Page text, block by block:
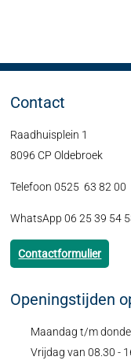
Contact
Raadhuisplein 1
8096 CP Oldebroek
Telefoon 0525 63 82 00
WhatsApp 06 25 39 54
Contactformulier
Openingstijden
Maandag t/m
Vrijdag van 08.30 -